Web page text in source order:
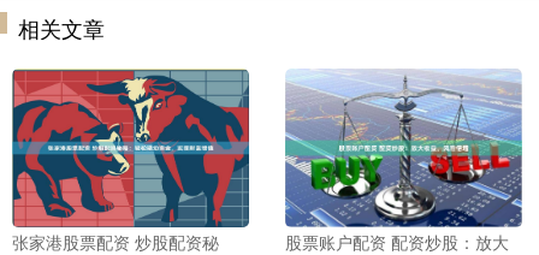
相关文章
张家港股票配资 炒股配资秘
股票账户配资 配资炒股：放大